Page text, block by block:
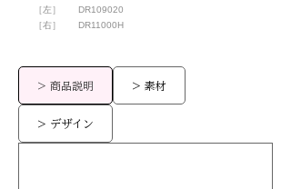
［左］
［右］
DR109020
DR11000H
> 商品説明 > 素材
> デザイン